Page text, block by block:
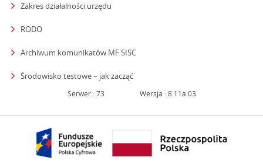
Zakres działalności urzędu
RODO
Archiwum komunikatów MF SISC
Środowisko testowe – jak zacząćstrona otwiera się w nowym oknie
Serwer : 73 Wersja : 8.11a.03